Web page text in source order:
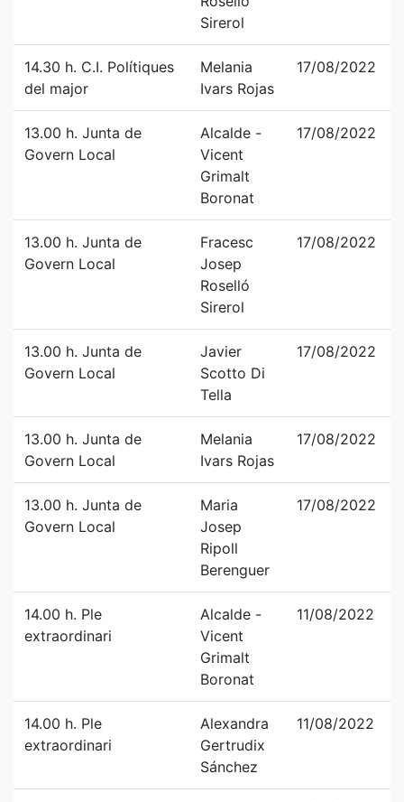
Sirerol
14.30 h. C.I. Polítiques
del major
Melania
Ivars Rojas
17/08/2022
13.00 h. Junta de
Govern Local
Alcalde -
Vicent
Grimalt
Boronat
17/08/2022
13.00 h. Junta de
Govern Local
Fracesc
Josep
Roselló
Sirerol
17/08/2022
13.00 h. Junta de
Govern Local
Javier
Scotto Di
Tella
17/08/2022
13.00 h. Junta de
Govern Local
Melania
Ivars Rojas
17/08/2022
13.00 h. Junta de
Govern Local
Maria
Josep
Ripoll
Berenguer
17/08/2022
14.00 h. Ple
extraordinari
Alcalde -
Vicent
Grimalt
Boronat
11/08/2022
14.00 h. Ple
extraordinari
Alexandra
Gertrudix
Sánchez
11/08/2022